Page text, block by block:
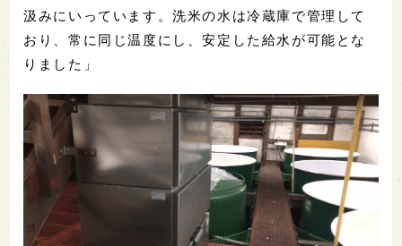
汲みにいっています。洗米の水は冷蔵庫で管理して
おり、常に同じ温度にし、安定した給水が可能とな
りました」